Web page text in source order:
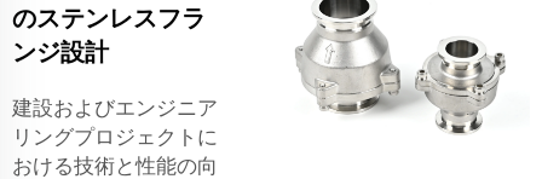
のステンレスフラ
ンジ設計
建設およびエンジニア
リングプロジェクトに
おける技術と性能の向